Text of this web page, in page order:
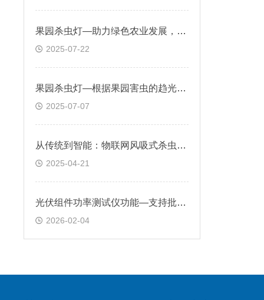
果园杀虫灯—助力绿色农业发展，提升果品质量与安全性
2025-07-22
果园杀虫灯—根据果园害虫的趋光特性，采用特定光谱进行诱杀
2025-07-07
从传统到智能：物联网风吸式杀虫灯的创新应用
2025-04-21
光伏组件功率测试仪功能—支持批量组件高效检测，提升光伏电站建设单位效率
2026-02-04